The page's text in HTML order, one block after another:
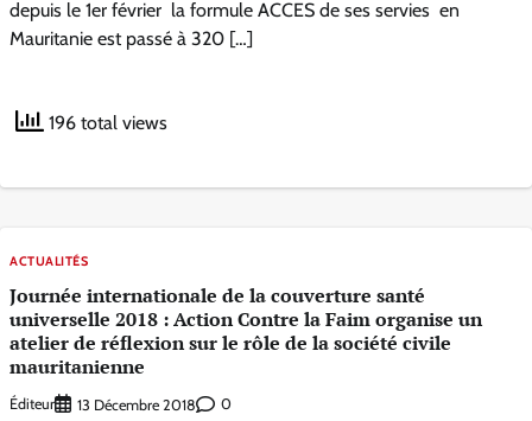
depuis le 1er février la formule ACCES de ses servies en
Mauritanie est passé à 320 […]
196 total views
ACTUALITÉS
Journée internationale de la couverture santé
universelle 2018 : Action Contre la Faim organise un
atelier de réflexion sur le rôle de la société civile
mauritanienne
Éditeur 13 Décembre 2018 0